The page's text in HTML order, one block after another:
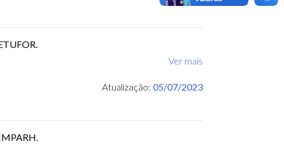
Ver mais
Atualização: 05/07/2023